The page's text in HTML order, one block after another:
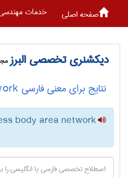
صفحه اصلی خدمات مهندسی
دیکشنری تخصصی البرز
نتایج برای معنی فارسی wireless body area network
body area network